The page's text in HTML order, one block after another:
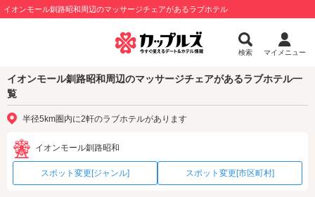
イオンモール釧路昭和周辺のマッサージチェアがあるラブホテル
検索 マイメニュー
イオンモール釧路昭和周辺のマッサージチェアがあるラブホテル一
覧
半径5km圏内に2軒のラブホテルがあります
イオンモール釧路昭和
スポット変更[ジャンル] スポット変更[市区町村]